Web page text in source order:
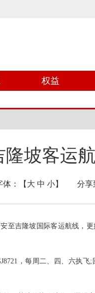
权益
坡客运
体：【 大 中 小】 分享
吉隆坡国际客运航线，更
，每周二、四、六执飞;